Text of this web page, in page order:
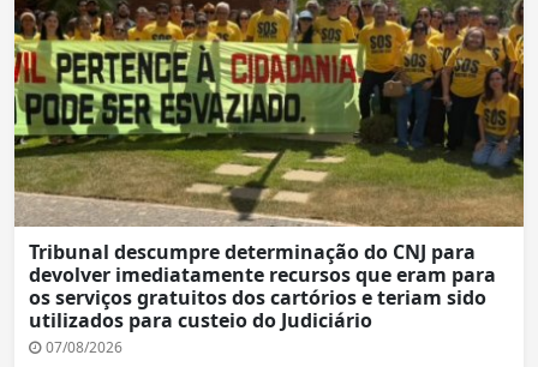
Tribunal descumpre determinação do CNJ para
devolver imediatamente recursos que eram para
os serviços gratuitos dos cartórios e teriam sido
utilizados para custeio do Judiciário
07/08/2026